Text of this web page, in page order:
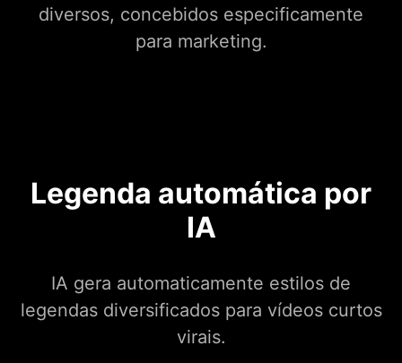
diversos, concebidos especificamente
para marketing.
Legenda automática por
IA
IA gera automaticamente estilos de
legendas diversificados para vídeos curtos
virais.